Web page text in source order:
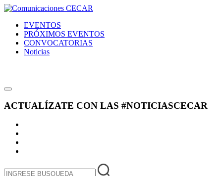
EVENTOS
PRÓXIMOS EVENTOS
CONVOCATORIAS
Noticias
ACTUALÍZATE CON LAS #NOTICIASCECAR